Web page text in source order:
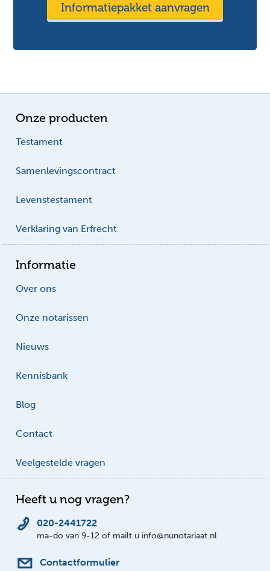
Informatiepakket aanvragen
Onze producten
Testament
Samenlevingscontract
Levenstestament
Verklaring van Erfrecht
Informatie
Over ons
Onze notarissen
Nieuws
Kennisbank
Blog
Contact
Veelgestelde vragen
Heeft u nog vragen?
020-2441722
ma-do van 9-12 of mailt u info@nunotariaat.nl
Contactformulier